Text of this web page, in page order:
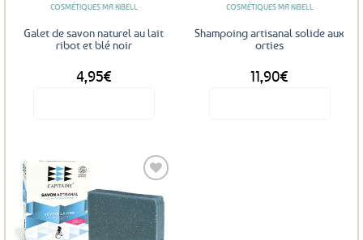
COSMÉTIQUES MA KIBELL
Galet de savon naturel au lait
ribot et blé noir
4,95€
COSMÉTIQUES MA KIBELL
Shampoing artisanal solide aux
orties
11,90€
Ajouter
aux